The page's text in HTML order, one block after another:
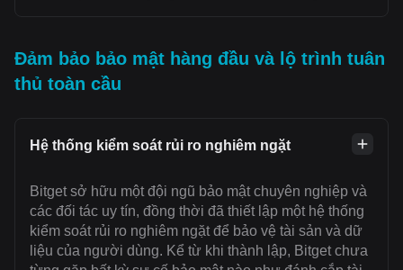
Đảm bảo bảo mật hàng đầu và lộ trình tuân
thủ toàn cầu
Hệ thống kiểm soát rủi ro nghiêm ngặt
Bitget sở hữu một đội ngũ bảo mật chuyên nghiệp và
các đối tác uy tín, đồng thời đã thiết lập một hệ thống
kiểm soát rủi ro nghiêm ngặt để bảo vệ tài sản và dữ
liệu của người dùng. Kể từ khi thành lập, Bitget chưa